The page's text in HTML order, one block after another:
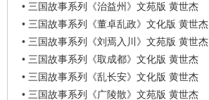
• 三国故事系列《治益州》文苑版 黄世杰
• 三国故事系列《董卓乱政》文化版 黄世杰
• 三国故事系列《刘焉入川》文苑版 黄世杰
• 三国故事系列《取成都》文化版 黄世杰
• 三国故事系列《乱长安》文化版 黄世杰
• 三国故事系列《广陵散》文苑版 黄世杰